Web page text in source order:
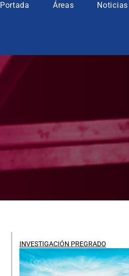
Portada Áreas Noticias
INVESTIGACIÓN PREGRADO